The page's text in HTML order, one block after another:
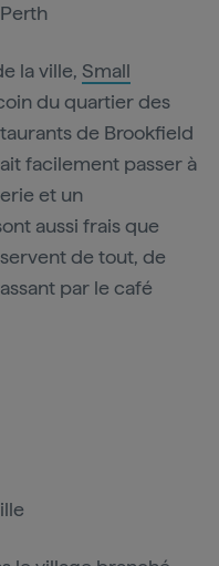
la ville, Small
du quartier des
de Brookfield
facilement passer à
et un
aussi frais que
de tout, de
par le café